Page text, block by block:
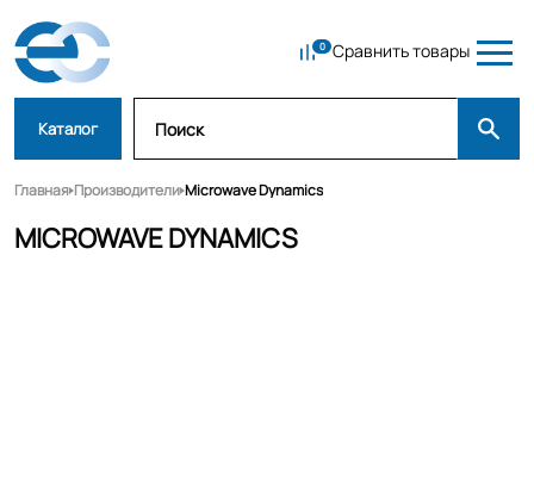
Сравнить товары
Каталог
Главная Производители Microwave Dynamics
MICROWAVE DYNAMICS